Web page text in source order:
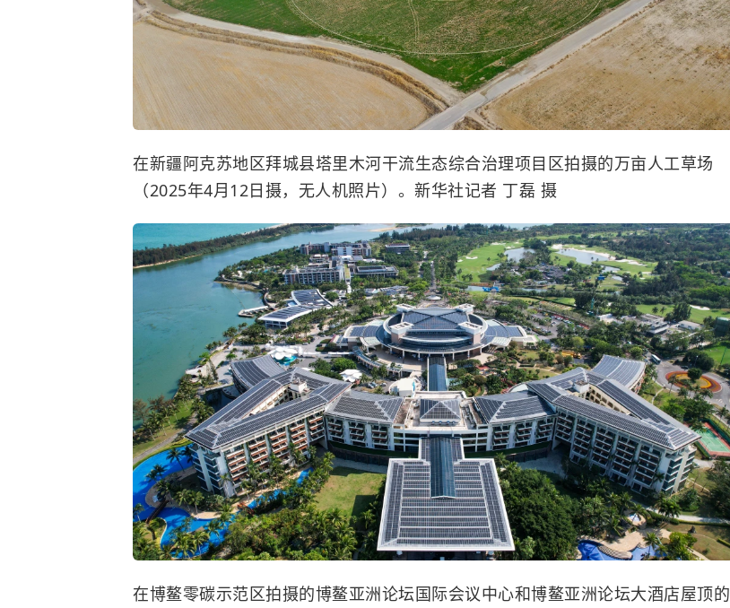
在新疆阿克苏地区拜城县塔里木河干流生态综合治理项目区拍摄的万亩人工草场
（2025年4月12日摄，无人机照片）。新华社记者 丁磊 摄
在博鳌零碳示范区拍摄的博鳌亚洲论坛国际会议中心和博鳌亚洲论坛大酒店屋顶的